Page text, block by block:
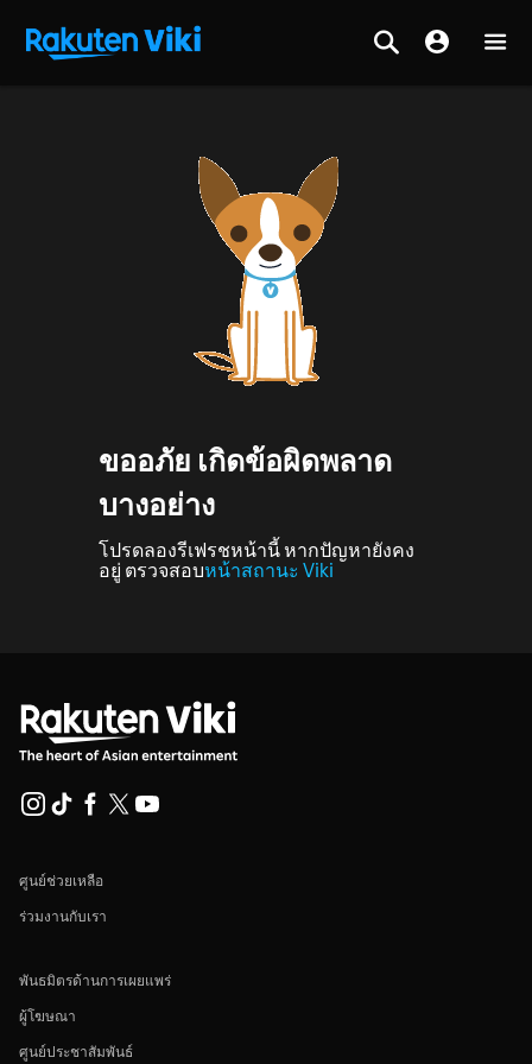
ขออภัย เกิดข้อผิดพลาด
บางอย่าง
โปรดลองรีเฟรชหน้านี้ หากปัญหายังคง
อยู่ ตรวจสอบหน้าสถานะ Viki
ศูนย์ช่วยเหลือ
ร่วมงานกับเรา
พันธมิตรด้านการเผยแพร่
ผู้โฆษณา
ศูนย์ประชาสัมพันธ์